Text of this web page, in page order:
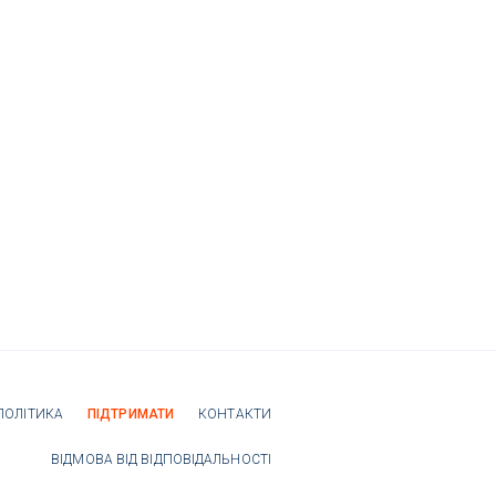
ПІДТРИМАТИ КОНТАКТИ
ВІДМОВА ВІД ВІДПОВІДАЛЬНОСТІ